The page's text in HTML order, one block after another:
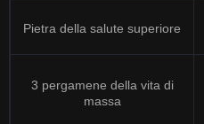
Pietra della salute superiore
3 pergamene della vita di
massa